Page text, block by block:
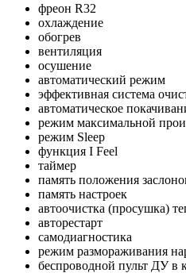
фреон R32
охлаждение
обогрев
вентиляция
осушение
автоматический режим
эффективная система
автоматическое
режим максимальной
режим Sleep
функция I Feel
таймер
память положения
память настроек
автоочистка (просушка)
авторестарт
самодиагностика
режим размораживания
беспроводной пульт ДУ в